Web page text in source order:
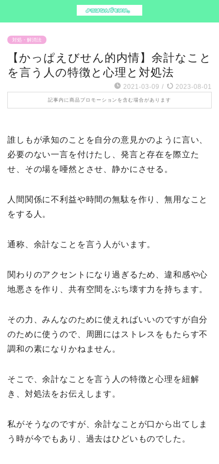
対処・解消法
【かっぱえびせん的内情】余計なこと
を言う人の特徴と心理と対処法
2021-03-09 / 2023-08-01
記事内に商品プロモーションを含む場合があります
誰しもが承知のことを自分の意見かのように言い、
必要のない一言を付けたし、発言と存在を際立た
せ、その場を唖然とさせ、静かにさせる。
人間関係に不利益や時間の無駄を作り、無用なこと
をする人。
通称、余計なことを言う人がいます。
関わりのアクセントになり過ぎるため、違和感や心
地悪さを作り、共有空間をぶち壊す力を持ちます。
その力、みんなのために使えればいいのですが自分
のために使うので、周囲にはストレスをもたらす不
調和の素になりかねません。
そこで、余計なことを言う人の特徴と心理を紐解
き、対処法をお伝えします。
私がそうなのですが、余計なことが口から出てしま
う時が今でもあり、過去はひどいものでした。